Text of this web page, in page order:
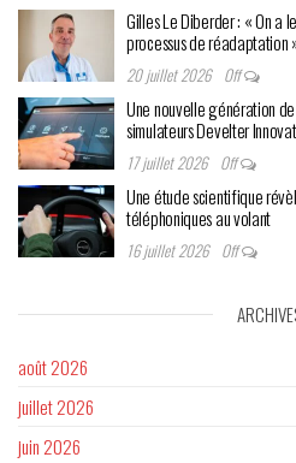
Gilles Le Diberder : « On a
processus de réadaptation
20 juillet 2026 Off
Une nouvelle génération
simulateurs Develter
17 juillet 2026 Off
Une étude scientifique
téléphoniques au volant
16 juillet 2026 Off
août 2026
juillet 2026
juin 2026